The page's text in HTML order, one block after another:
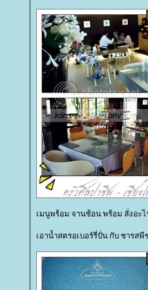
เมนูพร้อม จานช้อน พร้อม สั่งอะ
เอาน้ำสตรอเบอร์รี่ปั่น กับ ชารสพี